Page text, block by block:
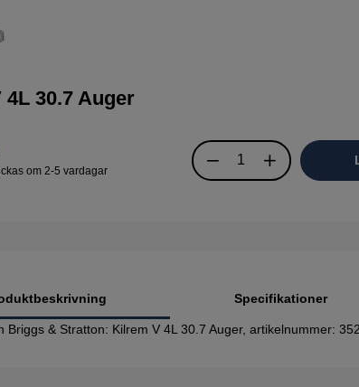
30.7 Auger
om 2-5 vardagar
Briggs & Stratton: Kilrem V 4L 30.7 Auger, artikelnummer:
Specifikationer